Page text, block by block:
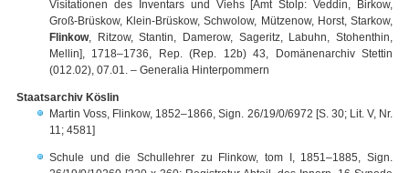
Visitationen des Inventars und Viehs [Amt Stolp: Veddin, Birkow,
Groß-Brüskow, Klein-Brüskow, Schwolow, Mützenow, Horst, Starkow,
Flinkow, Ritzow, Stantin, Damerow, Sageritz, Labuhn, Stohenthin,
Mellin], 1718–1736, Rep. (Rep. 12b) 43, Domänenarchiv Stettin
(012.02), 07.01. – Generalia Hinterpommern
Staatsarchiv Köslin
Martin Voss, Flinkow, 1852–1866, Sign. 26/19/0/6972 [S. 30; Lit. V, Nr.
11; 4581]
Schule und die Schullehrer zu Flinkow, tom I, 1851–1885, Sign.